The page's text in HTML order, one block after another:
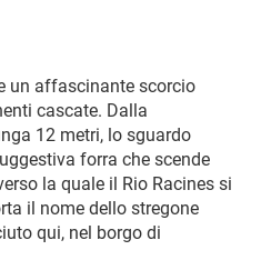
un affascinante scorcio
cascate. Dalla
12 metri, lo sguardo
forra che scende
la quale il Rio Racines si
il nome dello stregone
qui, nel borgo di